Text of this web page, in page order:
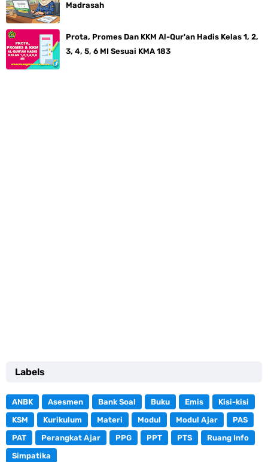
Madrasah
Prota, Promes Dan KKM Al-Qur'an Hadis Kelas 1, 2,
3, 4, 5, 6 MI Sesuai KMA 183
Labels
ANBK Asesmen Bank Soal Buku Emis
Kisi-kisi
KSM
Kurikulum Materi Modul Modul Ajar
PAS
PAT
Perangkat Ajar PPG PPT PTS
Ruang Info
Simpatika